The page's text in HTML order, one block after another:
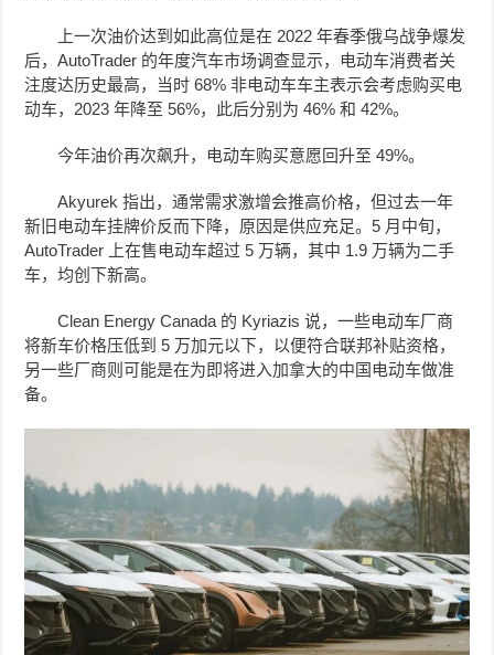
上一次油价达到如此高位是在 2022 年春季俄乌战争爆发
后，AutoTrader 的年度汽车市场调查显示，电动车消费者关
注度达历史最高，当时 68% 非电动车车主表示会考虑购买电
动车，2023 年降至 56%，此后分别为 46% 和 42%。
今年油价再次飙升，电动车购买意愿回升至 49%。
Akyurek 指出，通常需求激增会推高价格，但过去一年
新旧电动车挂牌价反而下降，原因是供应充足。5 月中旬，
AutoTrader 上在售电动车超过 5 万辆，其中 1.9 万辆为二手
车，均创下新高。
Clean Energy Canada 的 Kyriazis 说，一些电动车厂商
将新车价格压低到 5 万加元以下，以便符合联邦补贴资格，
另一些厂商则可能是在为即将进入加拿大的中国电动车做准
备。